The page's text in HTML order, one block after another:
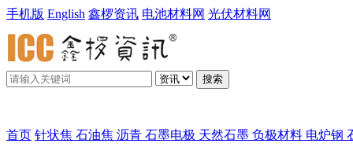
手机版 English 鑫椤资讯 电池材料网 光伏材料网
搜索
首页 针状焦 石油焦 沥青 石墨电极 天然石墨 负极材料 电炉钢